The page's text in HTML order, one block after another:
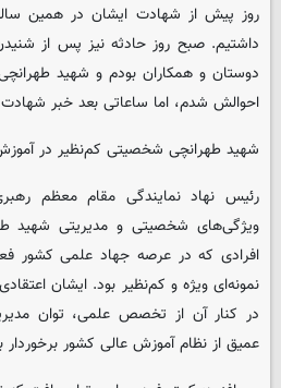
روز پیش از شهادت ایشان در همین
داشتیم. صبح روز حادثه نیز پس از
دوستان و همکاران بودم و شهید
احوالش شدم، اما ساعاتی بعد خبر
شهید طهرانچی شخصیتی کم‌نظیر در
رئیس نهاد نمایندگی مقام معظم
ویژگی‌های شخصیتی و مدیریتی شهید
افرادی که در عرصه جهاد علمی کشور
نمونه‌ای ویژه و کم‌نظیر بود. ایشان
در کنار آن از تخصص علمی، توان
عمیق از نظام آموزش عالی کشور برخوردار